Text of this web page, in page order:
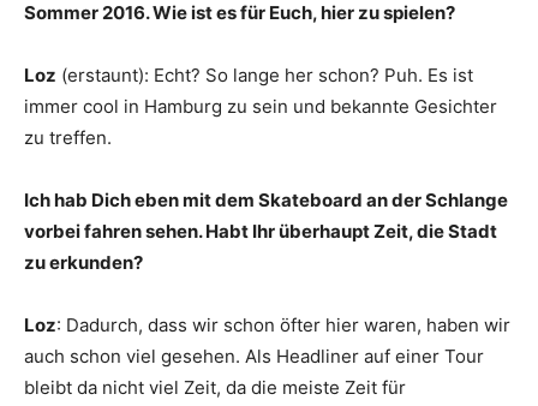
Sommer 2016. Wie ist es für Euch, hier zu spielen?
Loz (erstaunt): Echt? So lange her schon? Puh. Es ist
immer cool in Hamburg zu sein und bekannte Gesichter
zu treffen.
Ich hab Dich eben mit dem Skateboard an der Schlange
vorbei fahren sehen. Habt Ihr überhaupt Zeit, die Stadt
zu erkunden?
Loz: Dadurch, dass wir schon öfter hier waren, haben wir
auch schon viel gesehen. Als Headliner auf einer Tour
bleibt da nicht viel Zeit, da die meiste Zeit für